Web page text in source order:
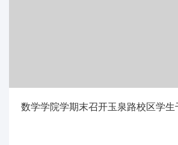
数学学院学期末召开玉泉路校区学生